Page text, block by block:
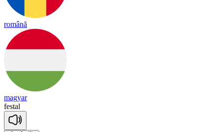
română
magyar
festal